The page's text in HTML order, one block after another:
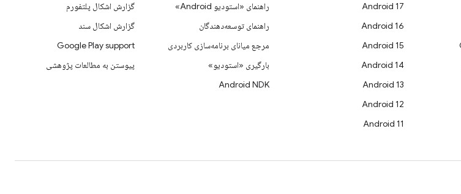
Android 17
Android 16
Android 15
Android 14
Android 13
Android 12
Android 11
راهنمای «استودیو Android»
راهنمای توسعه‌دهندگان
مرجع میانای برنامه‌سازی کاربردی
بارگیری «استودیو»
Android NDK
گزارش اشکال پلتفورم
گزارش اشکال سند
Google Play support
پیوستن به مطالعات پژوهشی